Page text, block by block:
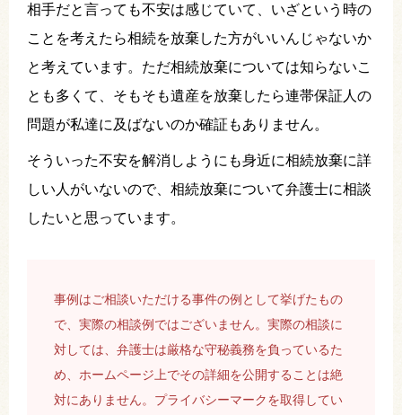
相手だと言っても不安は感じていて、いざという時の
ことを考えたら相続を放棄した方がいいんじゃないか
と考えています。ただ相続放棄については知らないこ
とも多くて、そもそも遺産を放棄したら連帯保証人の
問題が私達に及ばないのか確証もありません。
そういった不安を解消しようにも身近に相続放棄に詳
しい人がいないので、相続放棄について弁護士に相談
したいと思っています。
事例はご相談いただける事件の例として挙げたもの
で、実際の相談例ではございません。実際の相談に
対しては、弁護士は厳格な守秘義務を負っているた
め、ホームページ上でその詳細を公開することは絶
対にありません。プライバシーマークを取得してい